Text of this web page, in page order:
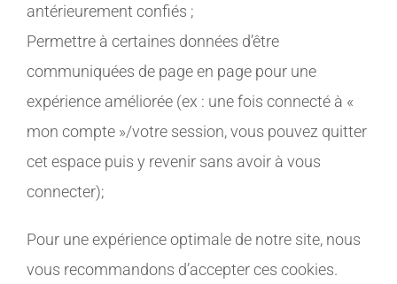
antérieurement confiés ;
Permettre à certaines données d’être
communiquées de page en page pour une
expérience améliorée (ex : une fois connecté à «
mon compte »/votre session, vous pouvez quitter
cet espace puis y revenir sans avoir à vous
connecter);
Pour une expérience optimale de notre site, nous
vous recommandons d’accepter ces cookies.